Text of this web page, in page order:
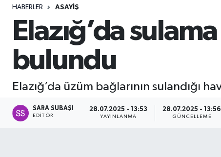
HABERLER ASAYIŞ
Elazığ’da
bulundu
Elazığ’da üzüm bağlarının sulandığı
SARA SUBAŞI
EDITÖR
28.07.2025 - 13:53
YAYINLANMA
28.07.2025 - 13:56
GÜNCELLEME
Seri İlan
Siyaset
Spor
Yaşam